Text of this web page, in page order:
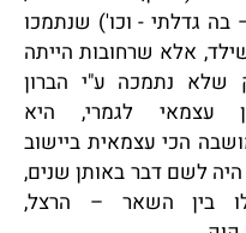
בה גדלתי - וכו') שנתמכו
אלא שרחובות הייתה
שלא נתמכה ע"י הברון
עצמאי לגמרי, היא
הכי עצמאית ביישוב
היה לשם דבר באותן שנים,
בין השאר – הרצל,